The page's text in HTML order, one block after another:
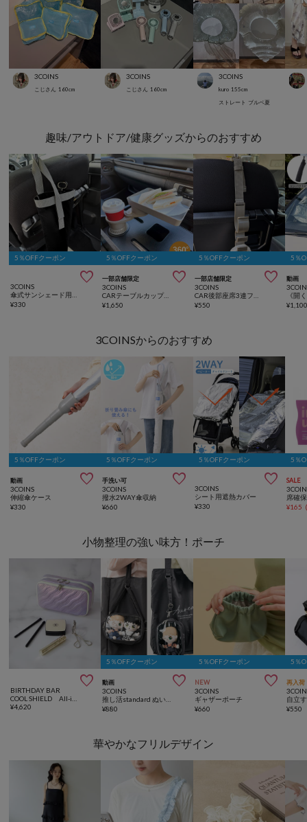
3COINS
こじさん 160cm
3COINS
こじさん 160cm
3COINS
kuro 155cm
ストレート ブルベ夏
趣味/アウトドア/健康グッズからのおすすめ
5％OFFクーポン

3COINS
¥330
5％OFFクーポン
一部店舗限定 
3COINS
¥1,650
5％OFFクーポン
一部店舗限定 
3COINS
¥550
5％
動画
¥
3COINSからのおすすめ
5％OFFクーポン
動画 
3COINS
伸縮傘ケース
¥330
5％OFFクーポン
手洗い可 
3COINS
撥水2WAY傘収納
¥660
5％OFFクーポン

3COINS
シート用遮熱カバー
¥330
5％
SALE
¥165
小物整理の強い味方！ポーチ

BIRTHDAY BAR
¥4,620
5％OFFクーポン
動画 
3COINS
¥880
5％OFFクーポン
NEW 
3COINS
ギャザーポーチ
¥660
5％
再入荷
¥550
華やかなフリルデザイン